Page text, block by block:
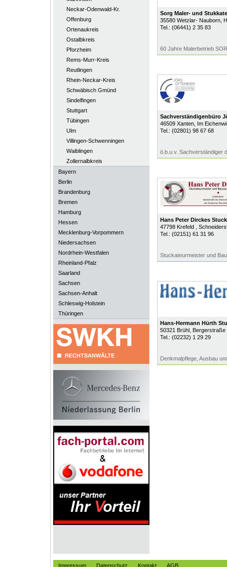
Neckar-Odenwald-Kr.
Offenburg
Ortenaukreis
Ostalbkreis
Pforzheim
Rems-Murr-Kreis
Reutlingen
Rhein-Neckar-Kreis
Schwäbisch Gmünd
Sindelfingen
Stuttgart
Tübingen
Ulm
Villingen-Schwenningen
Waiblingen
Zollernalbkreis
Bayern
Berlin
Brandenburg
Bremen
Hamburg
Hessen
Mecklenburg-Vorpommern
Niedersachsen
Nordrhein-Westfalen
Rheinland-Pfalz
Saarland
Sachsen
Sachsen-Anhalt
Schleswig-Holstein
Thüringen
Sorg Maler- und
35580 Wetzlar- Nauborn,
Tel.: (06441) 2 35 83
60 Jahre Malerbetrieb
Sachverständigenbüro
46509 Xanten, Im
Tel.: (02801) 98 67 68
ö.b.u.v. Sachverständiger
Hans Peter Dirckes
47798 Krefeld
,
Tel.: (02151) 61 31 96
Stuckateurmeister und
Hans-Hermann Hürth
50321 Brühl, Bergerstraße
Tel.: (02232) 1 29 29
Denkmalpflege, Ausbau
Impressum Datenschutz Kontakt AGB